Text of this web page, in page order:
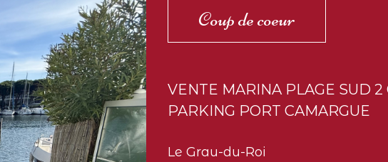
Coup de coeur
VENTE MARINA PLAGE SUD 2
PARKING PORT CAMARGUE
Le Grau-du-Roi